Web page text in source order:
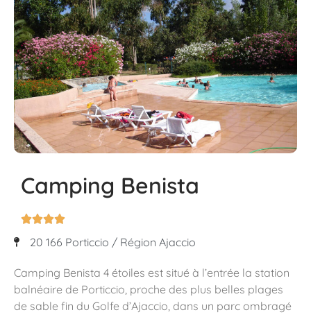
Camping Benista

20 166 Porticcio / Région Ajaccio
Camping Benista 4 étoiles est situé à l’entrée la station
balnéaire de Porticcio, proche des plus belles plages
de sable fin du Golfe d’Ajaccio, dans un parc ombragé